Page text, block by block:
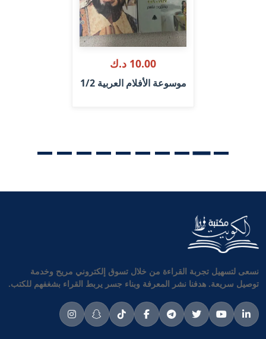
10.00 د.ك
موسوعة الأفلام العربية 1/2
نسعى لتسهيل تجربة القراءة من خلال تسوق إلكتروني مريح وخدمة
توصيل سريعة. هدفنا نشر المعرفة وبناء جسر يربط القراء بشغفهم للكتب.